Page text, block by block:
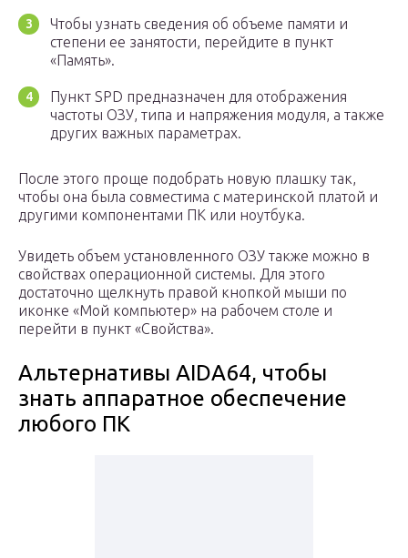
Чтобы узнать сведения об объеме памяти и
степени ее занятости, перейдите в пункт
«Память».
Пункт SPD предназначен для отображения
частоты ОЗУ, типа и напряжения модуля, а также
других важных параметрах.
После этого проще подобрать новую плашку так,
чтобы она была совместима с материнской платой и
другими компонентами ПК или ноутбука.
Увидеть объем установленного ОЗУ также можно в
свойствах операционной системы. Для этого
достаточно щелкнуть правой кнопкой мыши по
иконке «Мой компьютер» на рабочем столе и
перейти в пункт «Свойства».
Альтернативы AIDA64, чтобы
знать аппаратное обеспечение
любого ПК